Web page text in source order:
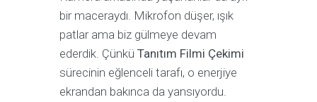
bir maceraydı. Mikrofon düşer, ışık
patlar ama biz gülmeye devam
ederdik. Çünkü Tanıtım Filmi Çekimi
sürecinin eğlenceli tarafı, o enerjiye
ekrandan bakınca da yansıyordu.